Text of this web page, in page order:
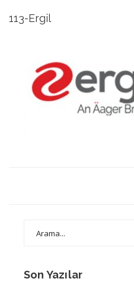
113-Ergil
Son Yazılar